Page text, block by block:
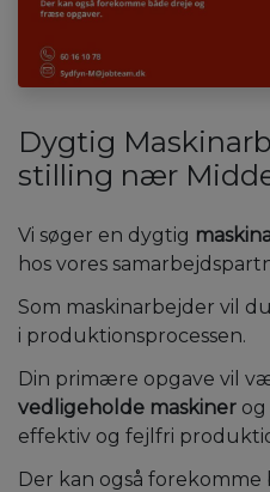
Dygtig
stilling nær
Vi søger en dygtig
hos vores
Som maskinarbejder vil
i produktionsprocessen.
Din primære opgave vil
vedligeholde maskiner
effektiv og fejlfri
Der kan også forekomme